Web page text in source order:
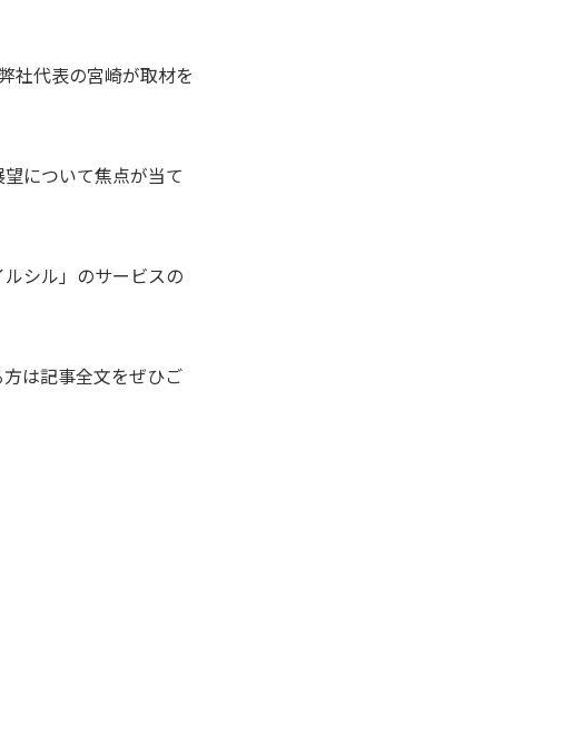
社代表の宮崎が取材を
について焦点が当て
シル」のサービスの
は記事全文をぜひご